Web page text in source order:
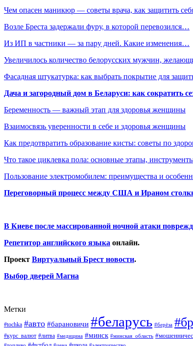
Чем опасен маникюр — советы врача, как защитить
Возле Бреста задержали фуру, в которой перевозился…
Из ИП в частники — за пару дней. Какие изменения…
Увеличилось количество белорусских мужчин,
Фасадная штукатурка: как выбрать покрытие для
Дача и загородный дом в Беларуси: как сократить
Беременность — важный этап для здоровья женщины
Взаимосвязь уверенности в себе и здоровья женщины
Как предотвратить образование кисты: советы по
Что такое циклевка пола: основные этапы,
Пользование электромобилем: преимущества и
Переговорный процесс между США и Ираном
В Киеве после массированной ночной атаки
Репетитор английского языка онлайн.
Проект Виртуальный Брест новости.
Выбор дверей Магна
Метки
#tochka #авто #барановичи #беларусь #берёза
#курс_валют #литва #медицина #минск #минская_область